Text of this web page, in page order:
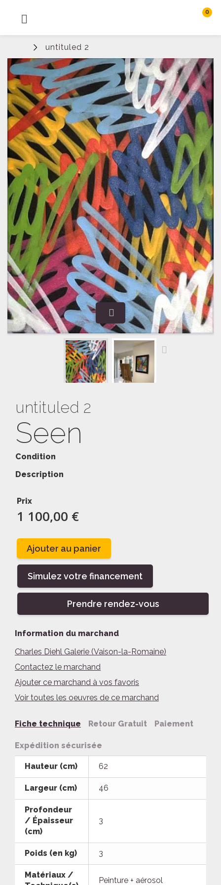
MENU
0
untituled 2
untituled 2
Seen
Condition
Description
Prix
1 100,00 €
Ajouter au panier
Simulez votre financement
Prendre rendez-vous
Information du marchand
Charles Diehl Galerie (Vaison-la-Romaine)
Contactez le marchand
Ajouter ce marchand à vos favoris
Voir toutes les oeuvres de ce marchand
Fiche technique Retour Gratuit Paiement
Expédition sécurisée
Hauteur (cm) 62
Largeur (cm) 46
Profondeur
/ Épaisseur
(cm)
3
Poids (en kg) 3
Matériaux /
Peinture + aérosol